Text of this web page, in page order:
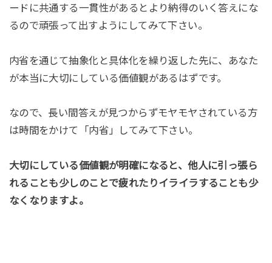
ードに共通する一貫性があるとより納得のいく答えにな
るので頑張って出すようにしてみて下さい。
内省を通じて抽象化と具体化を繰り返した先に、あなた
が本当に大切にしている価値観があるはずです。
なので、長い間答えが見つからずモヤモヤされている方
は時間をかけて「内省」してみて下さい。
大切にしている価値観が明確になると、他人に引っ張ら
れることも少しのことで疲れたりイライラすることも少
なくなりますよ。